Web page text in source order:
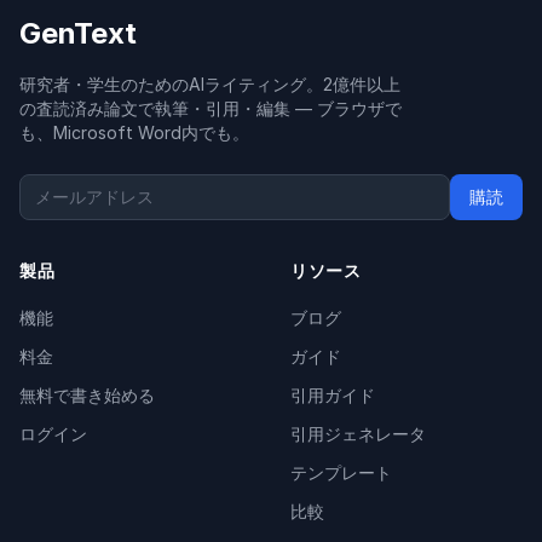
GenText
研究者・学生のためのAIライティング。2億件以上
の査読済み論文で執筆・引用・編集 — ブラウザで
も、Microsoft Word内でも。
購読
製品
機能
料金
無料で書き始める
ログイン
リソース
ブログ
ガイド
引用ガイド
引用ジェネレータ
テンプレート
比較